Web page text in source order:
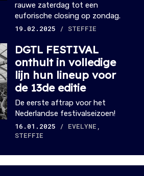
rauwe zaterdag tot een
euforische closing op zondag.
19.02.2025
/ STEFFIE
DGTL FESTIVAL
onthult in volledige
lijn hun lineup voor
de 13de editie
De eerste aftrap voor het
Nederlandse festivalseizoen!
16.01.2025
/ EVELYNE,
STEFFIE